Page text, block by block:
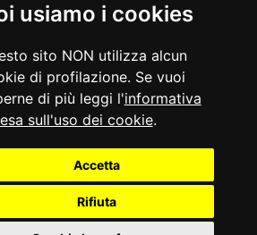
usiamo i cookies
sito NON utilizza alcun
di profilazione. Se vuoi
di più leggi l'informativa
sull'uso dei cookie.
Accetta
Rifiuta
|note legali |glossario
media policy
accessibilità |feedback
cookie
Realizzato da